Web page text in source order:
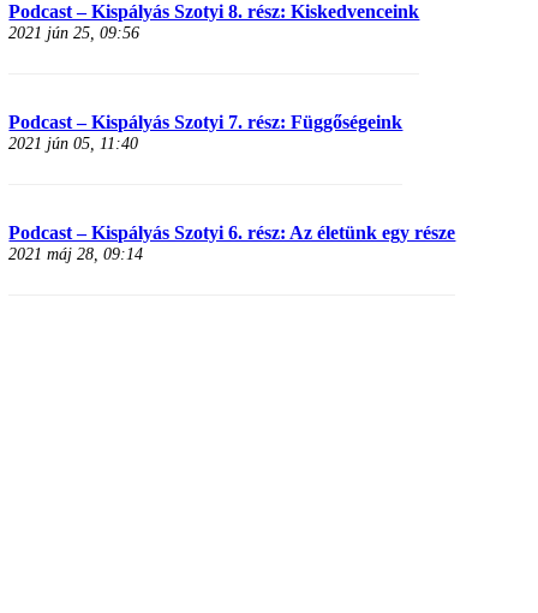
Podcast – Kispályás Szotyi 8. rész: Kiskedvenceink
2021 jún 25, 09:56
Podcast – Kispályás Szotyi 7. rész: Függőségeink
2021 jún 05, 11:40
Podcast – Kispályás Szotyi 6. rész: Az életünk egy része
2021 máj 28, 09:14